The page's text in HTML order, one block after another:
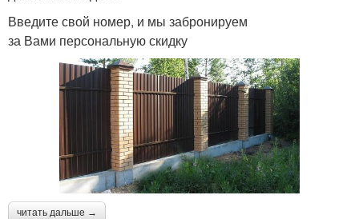
Введите свой номер, и мы забронируем
за Вами персональную скидку
читать дальше →